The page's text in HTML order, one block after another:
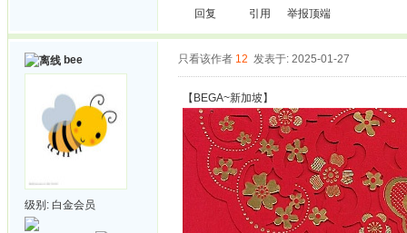
回复 引用 举报顶端
bee
级别: 白金会员
只看该作者 12 发表于: 2025-01-27
【BEGA~新加坡】